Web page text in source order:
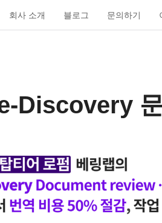
회사 소개 블로그 문의하기
Discovery